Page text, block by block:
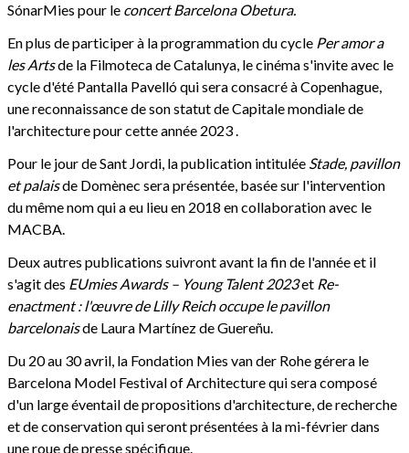
SónarMies pour le concert Barcelona Obetura.
En plus de participer à la programmation du cycle Per amor a
les Artsde la Filmoteca de Catalunya, le cinéma s'invite avec le
cycle d'été Pantalla Pavelló qui sera consacré à Copenhague,
une reconnaissance de son statut de Capitale mondiale de
l'architecture pour cette année 2023 .
Pour le jour de Sant Jordi, la publication intitulée Stade, pavillon
et palaisde Domènec sera présentée, basée sur l'intervention
du même nom qui a eu lieu en 2018 en collaboration avec le
MACBA.
Deux autres publications suivront avant la fin de l'année et il
s'agit des EUmies Awards – Young Talent 2023et Re-
enactment : l'œuvre de Lilly Reich occupe le pavillon
barcelonaisde Laura Martínez de Guereñu.
Du 20 au 30 avril, la Fondation Mies van der Rohe gérera le
Barcelona Model Festival of Architecture qui sera composé
d'un large éventail de propositions d'architecture, de recherche
et de conservation qui seront présentées à la mi-février dans
une roue de presse spécifique.